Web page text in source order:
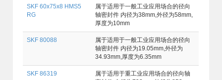
SKF 60x75x8 HMS5
RG
属于适用于一般工业应用场合的径向
轴密封件 内径为38mm,外径为58mm,
厚度为10mm
SKF 80088
属于适用于一般工业应用场合的径向
轴密封件 内径为19.05mm,外径为
34.93mm,厚度为6.35mm
SKF 86319
属于适用于重工业应用场合的径向轴